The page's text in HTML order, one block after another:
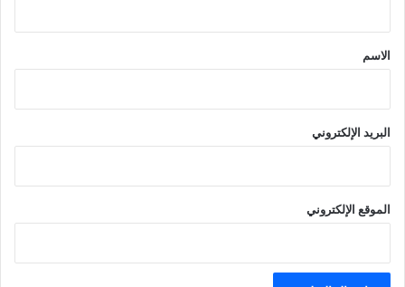
*
الاسم
البريد الإلكتروني
الموقع الإلكتروني